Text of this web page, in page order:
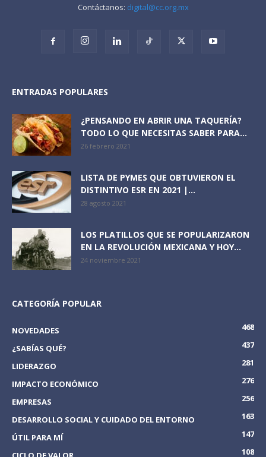
Contáctanos: digital@cc.org.mx
ENTRADAS POPULARES
¿PENSANDO EN ABRIR UNA TAQUERÍA?
TODO LO QUE NECESITAS SABER PARA...
26 febrero 2021
LISTA DE PYMES QUE OBTUVIERON EL
DISTINTIVO ESR EN 2021 |...
28 agosto 2021
LOS PLATILLOS QUE SE POPULARIZARON
EN LA REVOLUCIÓN MEXICANA Y HOY...
24 noviembre 2021
CATEGORÍA POPULAR
NOVEDADES
468
¿SABÍAS QUÉ?
437
LIDERAZGO
281
IMPACTO ECONÓMICO
276
EMPRESAS
256
DESARROLLO SOCIAL Y CUIDADO DEL ENTORNO
163
ÚTIL PARA MÍ
147
108